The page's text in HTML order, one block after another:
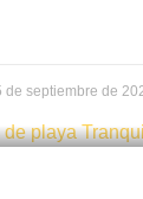
de septiembre de